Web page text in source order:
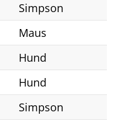
Simpson
Maus
Hund
Hund
Simpson